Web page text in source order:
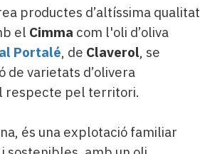
productes d’altíssima qualitat
el Cimma com l'oli d’oliva
Portalé, de Claverol, se
de varietats d’olivera
respecte pel territori.
és una explotació familiar